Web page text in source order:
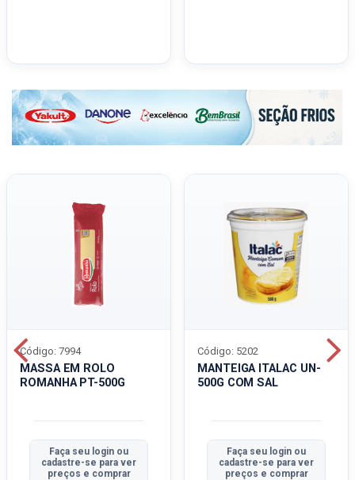
MASSA EM ROLO
ROMANHA PT-500G
Código: 7994
Faça seu login ou
cadastre-se para ver
preços e comprar
MANTEIGA ITALAC UN-
500G COM SAL
Código: 5202
Faça seu login ou
cadastre-se para ver
preços e comprar